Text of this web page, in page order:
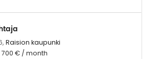
Raision kaupunki
700 € / month